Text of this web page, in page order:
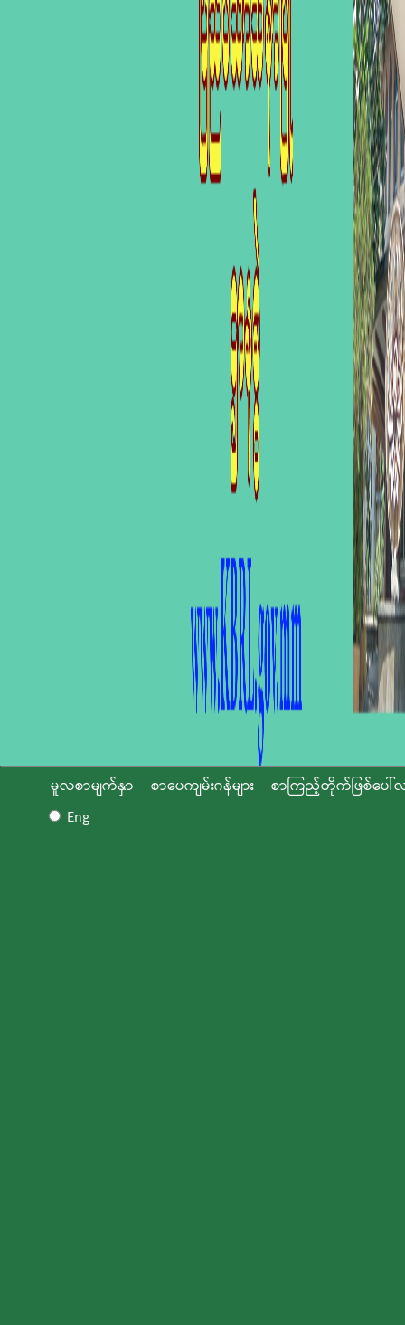
မူလစာမျက်နှာ စာပေကျမ်းဂန်များ
စာကြည့်တိုက်ဖြစ်ပေါ်
Eng